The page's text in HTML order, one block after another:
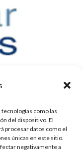
como las
del dispositivo. El
procesar datos como el
únicas en este sitio.
negativamente a